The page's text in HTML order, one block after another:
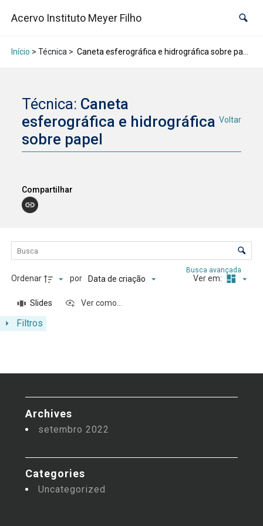
Acervo Instituto Meyer Filho
Início > Técnica > Caneta esferográfica e hidrográfica sobre papel
Técnica: Caneta
esferográfica e hidrográfica
sobre papel
Voltar
Compartilhar
Lista de itens
Controle de ordenação e visualização
Filtros
Busca avançada
Ordenar por Data de criação Ver em:
Slides Ver como...
Archives
setembro 2022
Categories
Uncategorized